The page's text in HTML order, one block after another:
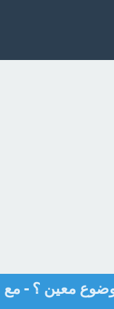
معين ؟ - مع